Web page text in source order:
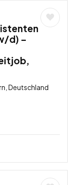
d) –
Deutschland